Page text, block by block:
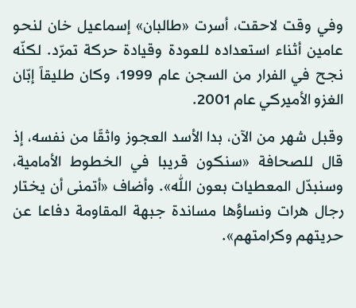
وفي وقت لاحقت، أسرت «طالبان» إسماعيل خان لنحو
عامين أثناء استعداده للعودة وقيادة حركة تمرّد. لكنّه
نجح في الفرار من السجن عام 1999، وكان طليقاً إبّان
الغزو الأميركي عام 2001.
وقبل شهر من الآن، بدا الأسد العجوز واثقًا من نفسه، إذ
قال للصحافة «سنكون قريبا في الخطوط الأمامية،
وسنبدّل المعطيات بعون الله». وأضاف «أتمنى أن يختار
رجال هرات ونساؤها مساندة جبهة المقاومة دفاعا عن
حريتهم وكرامتهم».